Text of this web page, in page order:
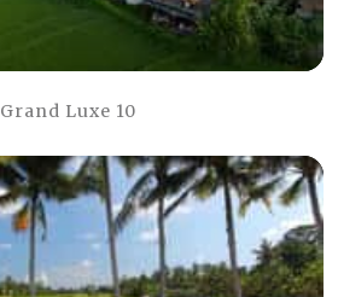
Grand Luxe 10